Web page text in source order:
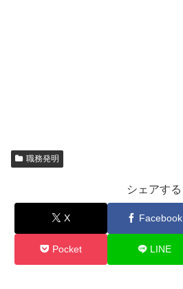
職務発明
シェアする
X Facebook
Pocket LINE